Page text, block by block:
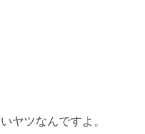
ヤツなんですよ。